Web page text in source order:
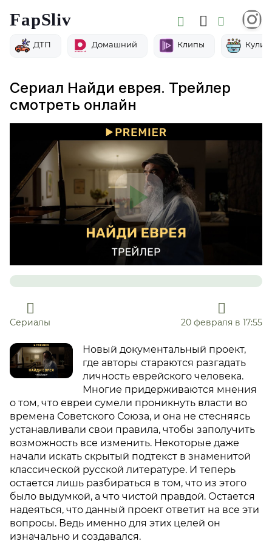
FapSliv
ДТП Домашний Клипы
Сериал Найди еврея. Трейлер
смотреть онлайн
Сериалы 20 февраля в 17:55
Новый документальный проект,
где авторы стараются разгадать
личность еврейского человека.
Многие придерживаются мнения
о том, что евреи сумели проникнуть власти во
времена Советского Союза, и она не стесняясь
устанавливали свои правила, чтобы заполучить
возможность все изменить. Некоторые даже
начали искать скрытый подтекст в знаменитой
классической русской литературе. И теперь
остается лишь разбираться в том, что из этого
было выдумкой, а что чистой правдой. Остается
надеяться, что данный проект ответит на все эти
вопросы. Ведь именно для этих целей он
изначально и создавался.